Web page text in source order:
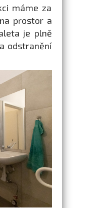
máme za
prostor a
je plně
odstranění